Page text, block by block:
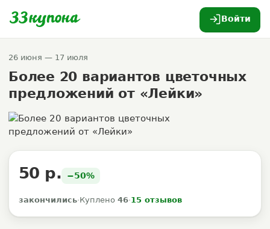
Войти
26 июня — 17 июля
Более 20 вариантов цветочных
предложений от «Лейки»
50 р. −50%
закончились·Куплено 46·15 отзывов